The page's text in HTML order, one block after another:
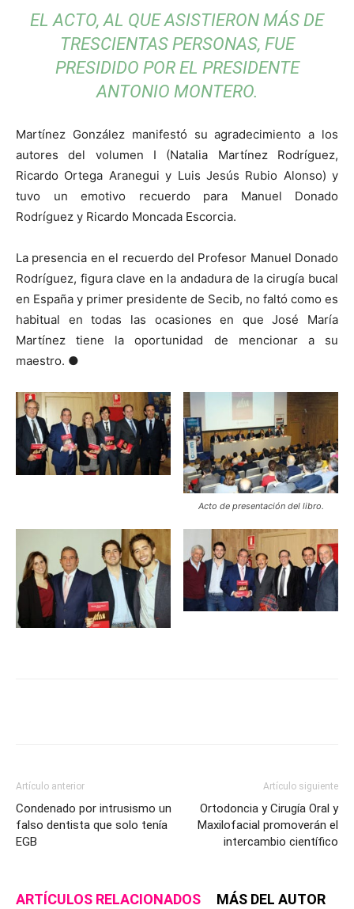
EL ACTO, AL QUE ASISTIERON MÁS DE
TRESCIENTAS PERSONAS, FUE
PRESIDIDO POR EL PRESIDENTE
ANTONIO MONTERO.
Martínez González manifestó su agradecimiento a los
autores del volumen I (Natalia Martínez Rodríguez,
Ricardo Ortega Aranegui y Luis Jesús Rubio Alonso) y
tuvo un emotivo recuerdo para Manuel Donado
Rodríguez y Ricardo Moncada Escorcia.
La presencia en el recuerdo del Profesor Manuel Donado
Rodríguez, figura clave en la andadura de la cirugía bucal
en España y primer presidente de Secib, no faltó como es
habitual en todas las ocasiones en que José María
Martínez tiene la oportunidad de mencionar a su
maestro. ●
Acto de presentación del libro.
Artículo anterior
Condenado por intrusismo un
falso dentista que solo tenía
EGB
Artículo siguiente
Ortodoncia y Cirugía Oral y
Maxilofacial promoverán el
intercambio científico
ARTÍCULOS RELACIONADOS MÁS DEL AUTOR